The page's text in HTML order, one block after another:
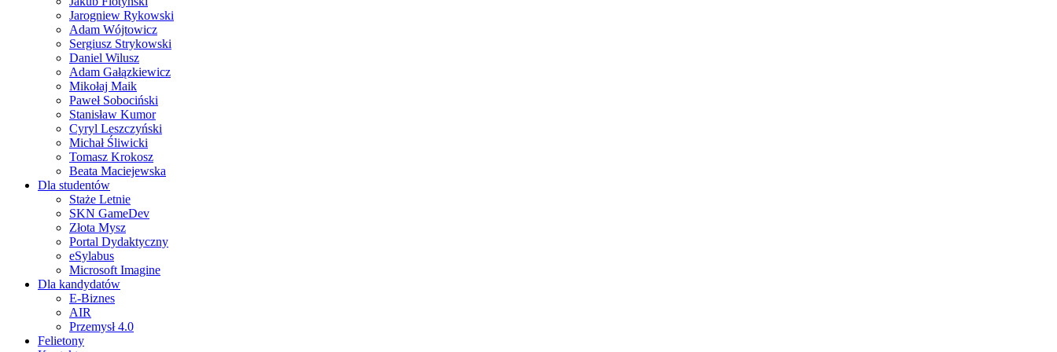
Jarogniew Rykowski
Adam Wójtowicz
Sergiusz Strykowski
Daniel Wilusz
Adam Gałązkiewicz
Mikołaj Maik
Paweł Sobociński
Stanisław Kumor
Cyryl Leszczyński
Michał Śliwicki
Tomasz Krokosz
Beata Maciejewska
Dla studentów
Staże Letnie
SKN GameDev
Złota Mysz
Portal Dydaktyczny
eSylabus
Microsoft Imagine
Dla kandydatów
E-Biznes
AIR
Przemysł 4.0
Felietony